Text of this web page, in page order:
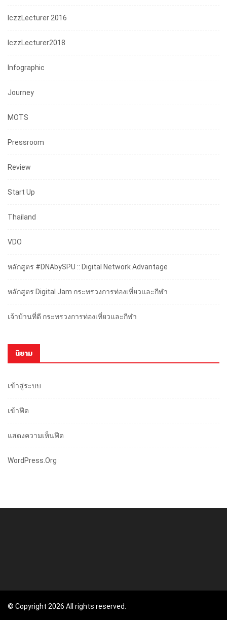
IczzLecturer 2016
IczzLecturer2018
Infographic
Journey
MOTS
Pressroom
Review
Start Up
Thailand
VDO
หลักสูตร #DNAbySPU :: Digital Network Advantage
หลักสูตร Digital Jam กระทรวงการท่องเที่ยวและกีฬา
เจ้าบ้านที่ดี กระทรวงการท่องเที่ยวและกีฬา
นิยาม
เข้าสู่ระบบ
เข้าฟีด
แสดงความเห็นฟีด
WordPress.org
© Copyright 2026 All rights reserved.